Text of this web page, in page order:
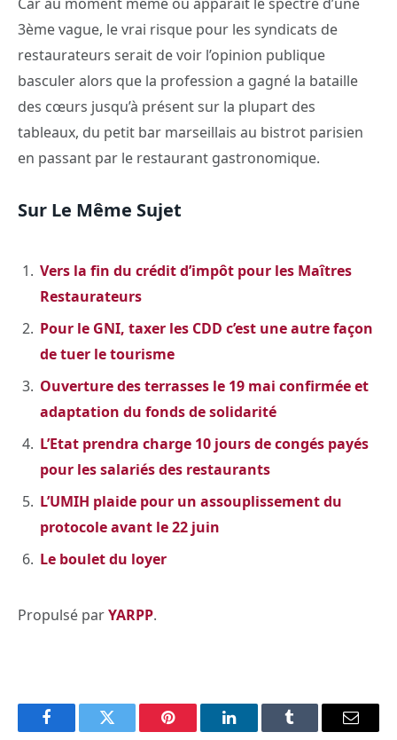
3ème vague, le vrai risque pour les syndicats de
restaurateurs serait de voir l’opinion publique
basculer alors que la profession a gagné la bataille
des cœurs jusqu’à présent sur la plupart des
tableaux, du petit bar marseillais au bistrot parisien
en passant par le restaurant gastronomique.
Sur Le Même Sujet
Vers la fin du crédit d’impôt pour les Maîtres
Restaurateurs
Pour le GNI, taxer les CDD c’est une autre façon
de tuer le tourisme
Ouverture des terrasses le 19 mai confirmée et
adaptation du fonds de solidarité
L’Etat prendra charge 10 jours de congés payés
pour les salariés des restaurants
L’UMIH plaide pour un assouplissement du
protocole avant le 22 juin
Le boulet du loyer
Propulsé parYARPP.
FacebookTwitter Pinterest LinkedInTumblr Email